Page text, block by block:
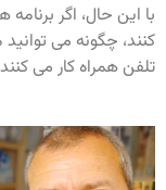
با این حال، اگر
کنند، چگونه می
تلفن همراه کار می